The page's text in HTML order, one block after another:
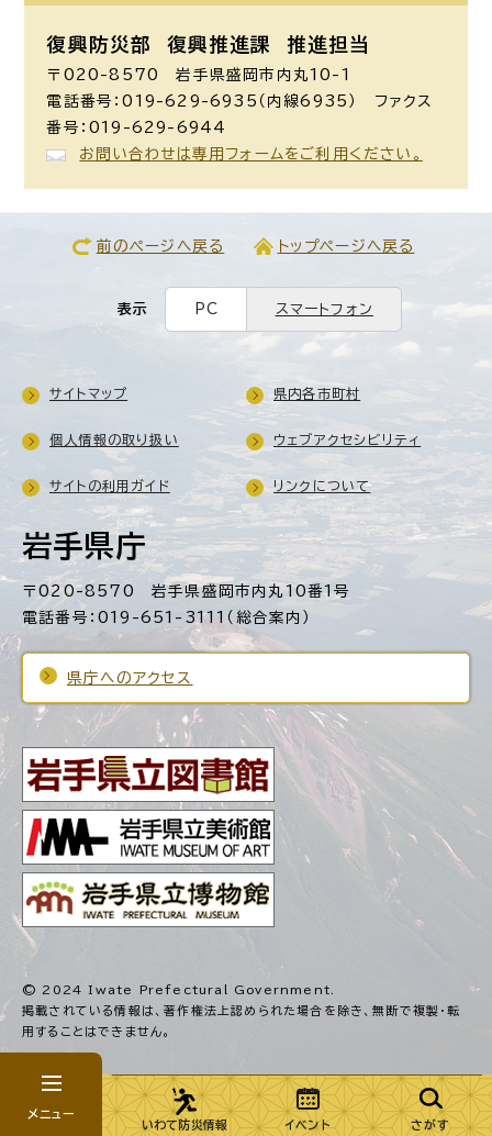
復興防災部 復興推進課 推進担当
〒020-8570 岩手県盛岡市内丸10-1
電話番号：019-629-6935（内線6935） ファクス
番号：019-629-6944
お問い合わせは専用フォームをご利用ください。
メニュー
いわて防災情報
イベント さがす
前のページへ戻る トップページへ戻る
表示 PC スマートフォン
岩手県庁
〒020-8570 岩手県盛岡市内丸10番1号
電話番号：019-651-3111（総合案内）
県庁へのアクセス
サイトマップ 県内各市町村
個人情報の取り扱い ウェブアクセシビリティ
サイトの利用ガイド リンクについて
© 2024 Iwate Prefectural Government.
掲載されている情報は、著作権法上認められた場合を除き、無断で複製・転
用することはできません。